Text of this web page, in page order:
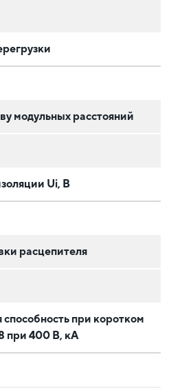
модульных расстояний
Ui, В
расцепителя
при коротком
при 400 В, кА